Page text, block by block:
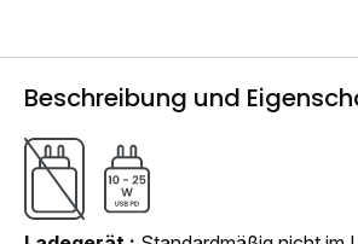
Beschreibung und